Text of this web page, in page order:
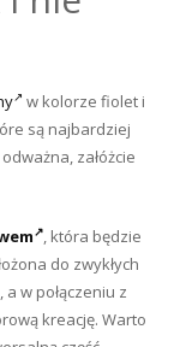
w kolorze fiolet i
są najbardziej
załóżcie
, która będzie
do zwykłych
w połączeniu z
kreację. Warto